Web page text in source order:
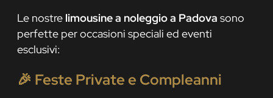
Le nostre limousine a noleggio a Padova sono
perfette per occasioni speciali ed eventi
esclusivi:
🎉 Feste Private e Compleanni